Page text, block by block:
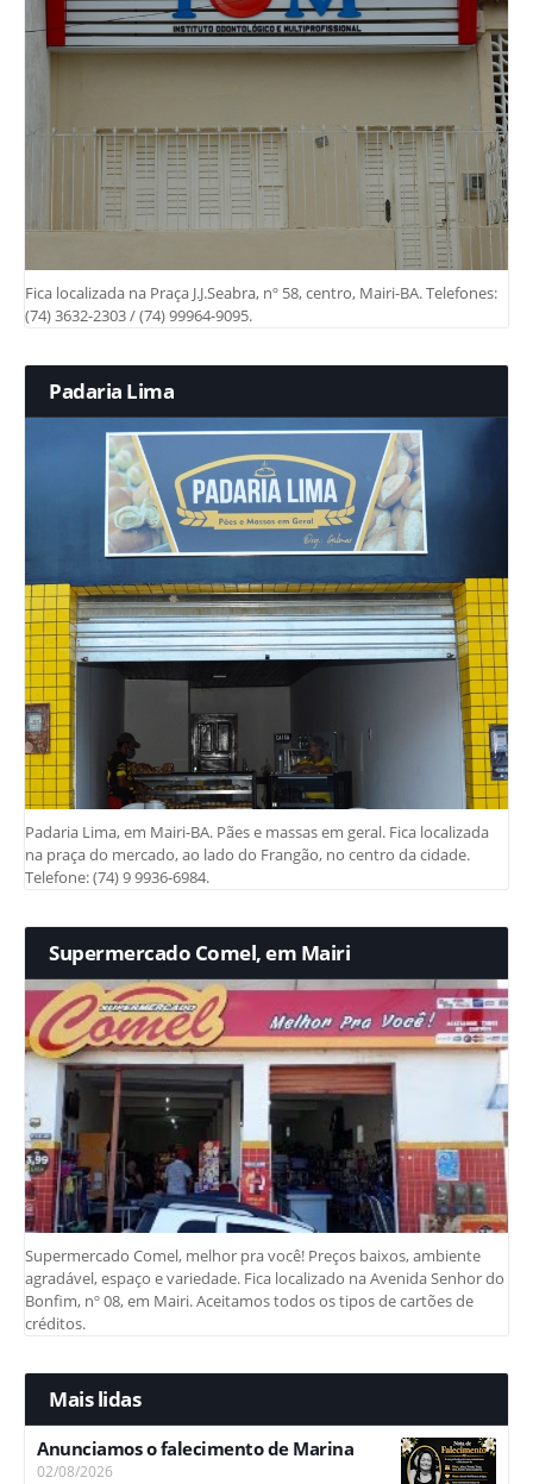
Fica localizada na Praça J.J.Seabra, nº 58, centro, Mairi-BA. Telefones:
(74) 3632-2303 / (74) 99964-9095.
Padaria Lima
Padaria Lima, em Mairi-BA. Pães e massas em geral. Fica localizada
na praça do mercado, ao lado do Frangão, no centro da cidade.
Telefone: (74) 9 9936-6984.
Supermercado Comel, em Mairi
Supermercado Comel, melhor pra você! Preços baixos, ambiente
agradável, espaço e variedade. Fica localizado na Avenida Senhor do
Bonfim, nº 08, em Mairi. Aceitamos todos os tipos de cartões de
créditos.
Mais lidas
Anunciamos o falecimento de Marina
02/08/2026